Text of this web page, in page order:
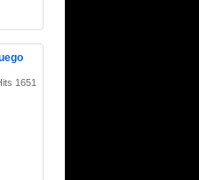
1651